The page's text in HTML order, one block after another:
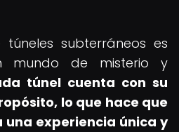
subterráneos es
mundo de misterio y
túnel cuenta con su
lo que hace que
una experiencia única y